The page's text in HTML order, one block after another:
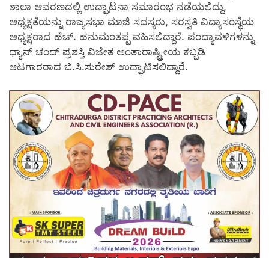
ಶಾಲಾ ಆವರಣದಲ್ಲಿ ಉದ್ಘಾಟನಾ ಸಮಾರಂಭ ನಡೆಯಲಿದ್ದು,
ಅಧ್ಯಕ್ಷತೆಯನ್ನು ರಾಜ್ಯಸಭಾ ಮಾಜಿ ಸದಸ್ಯರು, ಸರಸ್ವತಿ ವಿದ್ಯಾಸಂಸ್ಥೆಯ
ಅಧ್ಯಕ್ಷರಾದ ಹೆಚ್. ಹನುಮಂತಪ್ಪ ವಹಿಸಲಿದ್ದಾರೆ. ಪಂದ್ಯಾವಳಿಗಳನ್ನು
ಧ್ಯಾನ್ ಚಂದ್ ಪ್ರಶಸ್ತಿ ವಿಜೇತ ಅಂತಾರಾಷ್ಟ್ರೀಯ ಕಬ್ಬಡಿ
ಆಟಗಾರರಾದ ಬಿ.ಸಿ.ಸುರೇಶ್ ಉದ್ಘಾಟಿಸಲಿದ್ದಾರೆ.